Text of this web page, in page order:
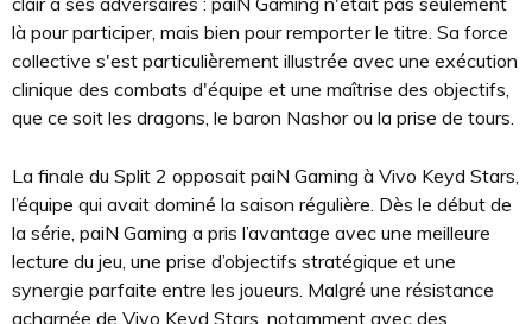
là pour participer, mais bien pour remporter le titre. Sa force
collective s'est particulièrement illustrée avec une exécution
clinique des combats d'équipe et une maîtrise des objectifs,
que ce soit les dragons, le baron Nashor ou la prise de tours.
La finale du Split 2 opposait paiN Gaming à Vivo Keyd Stars,
l’équipe qui avait dominé la saison régulière. Dès le début de
la série, paiN Gaming a pris l’avantage avec une meilleure
lecture du jeu, une prise d’objectifs stratégique et une
synergie parfaite entre les joueurs. Malgré une résistance
acharnée de Vivo Keyd Stars, notamment avec des